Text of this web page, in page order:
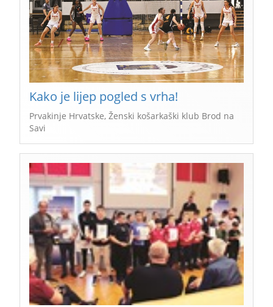
Kako je lijep pogled s vrha!
Prvakinje Hrvatske, Ženski košarkaški klub Brod na
Savi